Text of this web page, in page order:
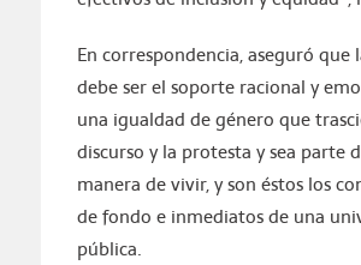
En correspondencia, aseguró que
debe ser el soporte racional y
una igualdad de género que
discurso y la protesta y sea parte
manera de vivir, y son éstos los
de fondo e inmediatos de una
pública.